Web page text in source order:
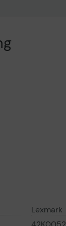
Lexmark